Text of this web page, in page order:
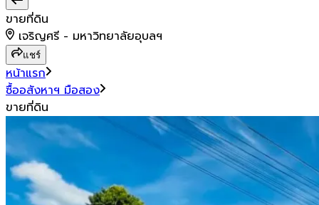
ขายที่ดิน
เจริญศรี - มหาวิทยาลัยอุบลฯ
แชร์
หน้าแรก
ซื้ออสังหาฯ มือสอง
ขายที่ดิน